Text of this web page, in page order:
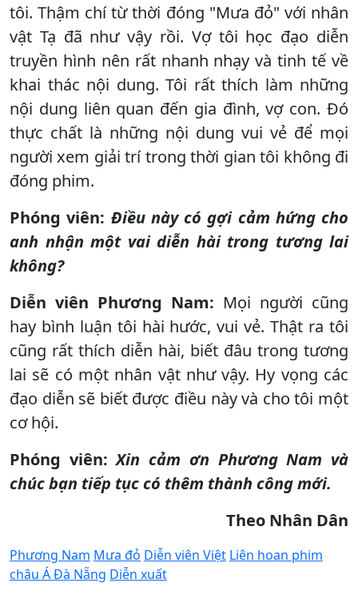
tôi. Thậm chí từ thời đóng "Mưa đỏ" với nhân
vật Tạ đã như vậy rồi. Vợ tôi học đạo diễn
truyền hình nên rất nhanh nhạy và tinh tế về
khai thác nội dung. Tôi rất thích làm những
nội dung liên quan đến gia đình, vợ con. Đó
thực chất là những nội dung vui vẻ để mọi
người xem giải trí trong thời gian tôi không đi
đóng phim.
Phóng viên: Điều này có gợi cảm hứng cho
anh nhận một vai diễn hài trong tương lai
không?
Diễn viên Phương Nam: Mọi người cũng
hay bình luận tôi hài hước, vui vẻ. Thật ra tôi
cũng rất thích diễn hài, biết đâu trong tương
lai sẽ có một nhân vật như vậy. Hy vọng các
đạo diễn sẽ biết được điều này và cho tôi một
cơ hội.
Phóng viên: Xin cảm ơn Phương Nam và
chúc bạn tiếp tục có thêm thành công mới.
Theo Nhân Dân
Phương Nam Mưa đỏ Diễn viên Việt Liên hoan phim
châu Á Đà Nẵng Diễn xuất